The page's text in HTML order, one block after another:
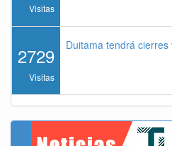
Visitas
2729
Visitas
Duitama tendrá